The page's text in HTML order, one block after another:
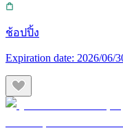
ช้อปปิ้ง
Expiration date: 2026/06/